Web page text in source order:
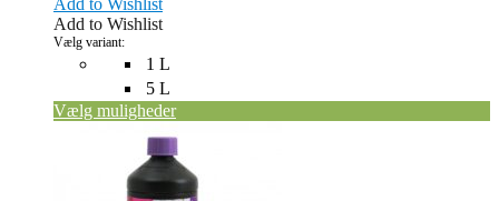
1 L
5 L
Vælg variant:
Vælg muligheder
Add to Wishlist
Add to Wishlist